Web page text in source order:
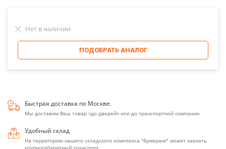
Нет в наличии
ПОДОБРАТЬ АНАЛОГ
Быстрая доставка по Москве.
Мы доставим Ваш товар «до дверей» или до транспортной компании
Удобный склад
На территорию нашего складского комплекса "Бумеранг" может заехать
крупногабаритный транспорт